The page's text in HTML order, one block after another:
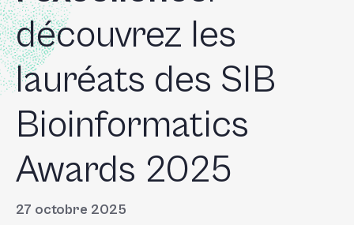
+
/'.
This
shortcut
activates
screen
help
you
découvrez les
lauréats des SIB
Bioinformatics
Awards 2025
27 octobre 2025